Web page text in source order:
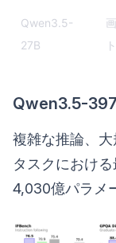
Qwen3.5-
27B
Qwen3.5-
複雑な推論、
タスクにおけ
4,030億パラメ